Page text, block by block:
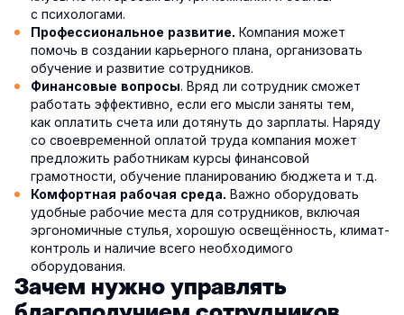
с психологами.
Профессиональное развитие. Компания может
помочь в создании карьерного плана, организовать
обучение и развитие сотрудников.
Финансовые вопросы. Вряд ли сотрудник сможет
работать эффективно, если его мысли заняты тем,
как оплатить счета или дотянуть до зарплаты. Наряду
со своевременной оплатой труда компания может
предложить работникам курсы финансовой
грамотности, обучение планированию бюджета и т.д.
Комфортная рабочая среда. Важно оборудовать
удобные рабочие места для сотрудников, включая
эргономичные стулья, хорошую освещённость, климат-
контроль и наличие всего необходимого
оборудования.
Зачем нужно управлять